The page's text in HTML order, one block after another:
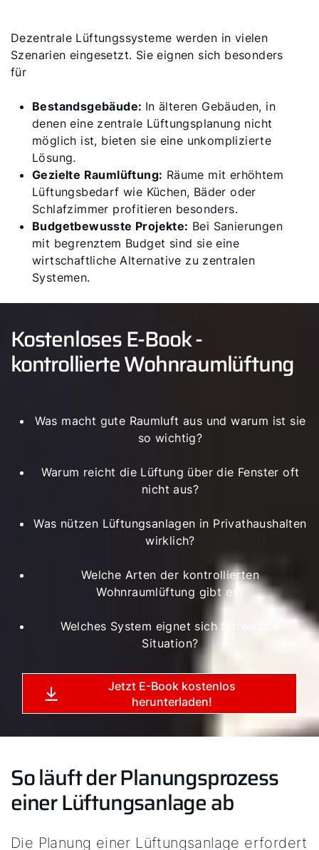
Dezentrale Lüftungssysteme werden in vielen
Szenarien eingesetzt. Sie eignen sich besonders
für
Bestandsgebäude: In älteren Gebäuden, in
denen eine zentrale Lüftungsplanung nicht
möglich ist, bieten sie eine unkomplizierte
Lösung.
Gezielte Raumlüftung: Räume mit erhöhtem
Lüftungsbedarf wie Küchen, Bäder oder
Schlafzimmer profitieren besonders.
Budgetbewusste Projekte: Bei Sanierungen
mit begrenztem Budget sind sie eine
wirtschaftliche Alternative zu zentralen
Systemen.
Kostenloses E-Book -
kontrollierte Wohnraumlüftung
Was macht gute Raumluft aus und warum ist sie
so wichtig?
Warum reicht die Lüftung über die Fenster oft
nicht aus?
Was nützen Lüftungsanlagen in Privathaushalten
wirklich?
Welche Arten der kontrollierten
Wohnraumlüftung gibt es?
Welches System eignet sich für welche
Situation?
Jetzt E-Book kostenlos
herunterladen!
So läuft der Planungsprozess
einer Lüftungsanlage ab
Die Planung einer Lüftungsanlage erfordert